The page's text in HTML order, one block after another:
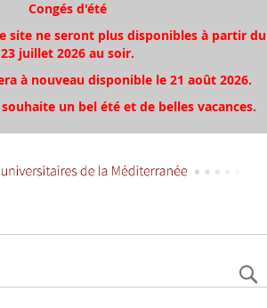
Congés d'été
site ne seront plus disponibles à partir du
23 juillet 2026 au soir.
à nouveau disponible le 21 août 2026.
un bel été et de belles vacances.